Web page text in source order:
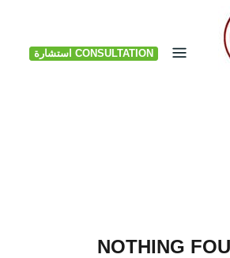
CONSULTATION استشارة
NOTHING